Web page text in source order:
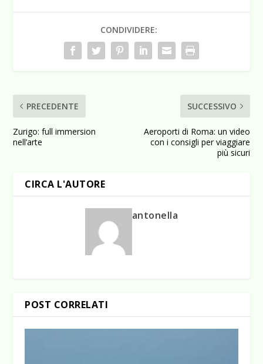
CONDIVIDERE:
PRECEDENTE
Zurigo: full immersion
nell’arte
SUCCESSIVO
Aeroporti di Roma: un video
con i consigli per viaggiare
più sicuri
CIRCA L'AUTORE
antonella
POST CORRELATI